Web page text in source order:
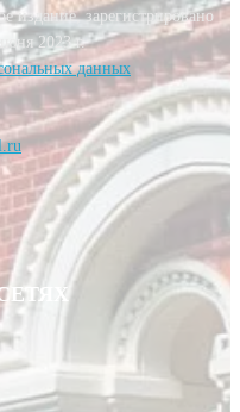
издание, зарегистрировано
2023 г.
данных